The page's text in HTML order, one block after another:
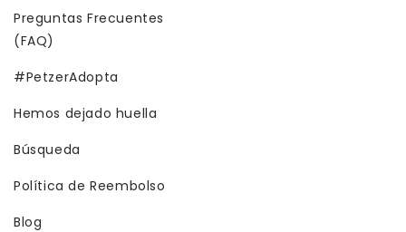
Preguntas Frecuentes
(FAQ)
#PetzerAdopta
Hemos dejado huella
Búsqueda
Política de Reembolso
Blog